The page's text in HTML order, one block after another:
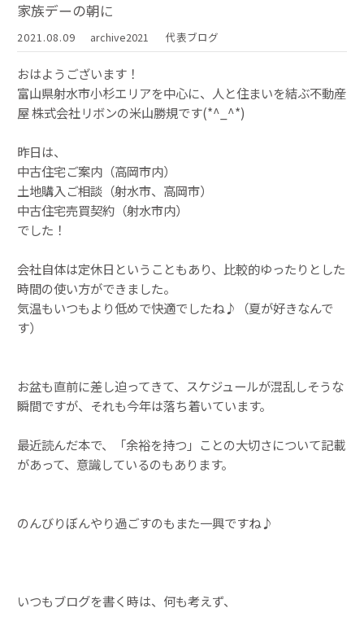
家族デーの朝に
2021.08.09 archive2021 代表ブログ
おはようございます！
富山県射水市小杉エリアを中心に、人と住まいを結ぶ不動産
屋 株式会社リボンの米山勝規です(*^_^*)
昨日は、
中古住宅ご案内（高岡市内）
土地購入ご相談（射水市、高岡市）
中古住宅売買契約（射水市内）
でした！
会社自体は定休日ということもあり、比較的ゆったりとした
時間の使い方ができました。
気温もいつもより低めで快適でしたね♪（夏が好きなんで
す）
お盆も直前に差し迫ってきて、スケジュールが混乱しそうな
瞬間ですが、それも今年は落ち着いています。
最近読んだ本で、「余裕を持つ」ことの大切さについて記載
があって、意識しているのもあります。
のんびりぼんやり過ごすのもまた一興ですね♪
いつもブログを書く時は、何も考えず、